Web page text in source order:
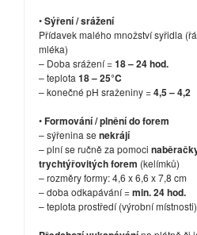
•Sýření / srážení
Přídavek malého množství syřidla
mléka)
– Doba srážení =18 – 24 hod.
– teplota 18 – 25°C
– konečné pH sraženiny =4,5 – 4,2
•Formování / plnění do forem
– sýřenina se nekrájí
– plní se ručně za pomoci
trychtýřovitých forem (kelímků)
– rozměry formy: 4,6 x 6,6 x 7,8 cm
– doba odkapávání =min. 24 hod.
– teplota prostředí (výrobní